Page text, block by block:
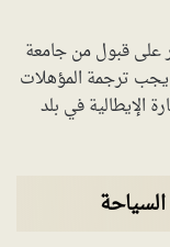
على قبول من جامعة
ترجمة المؤهلات
الإيطالية في بلد